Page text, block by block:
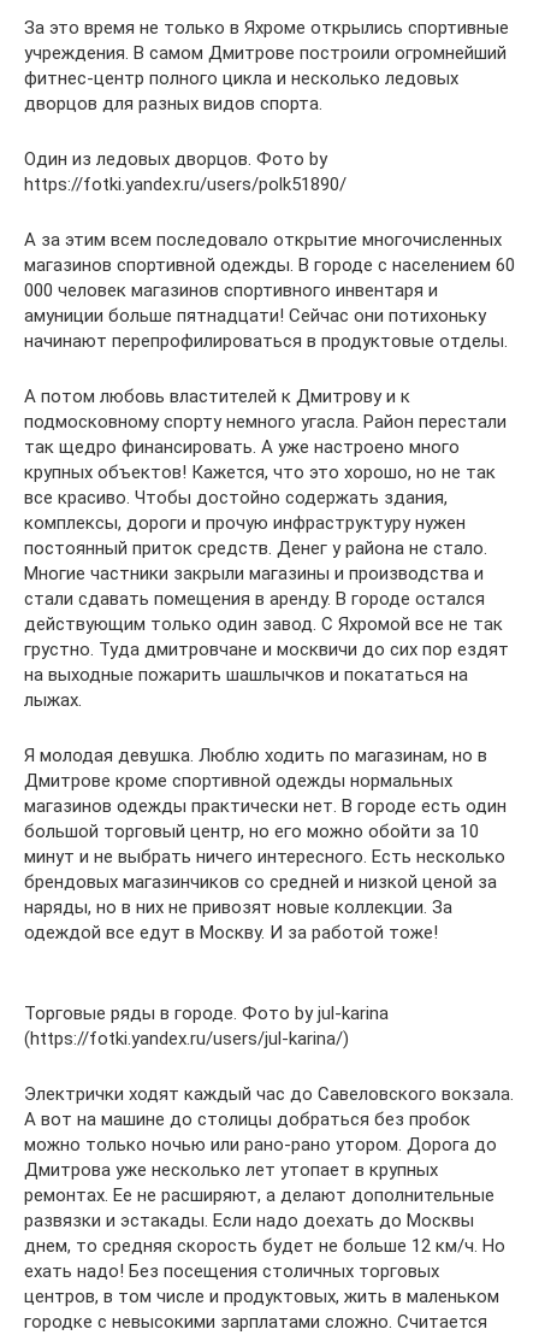
За это время не только в Яхроме открылись спортивные
учреждения. В самом Дмитрове построили огромнейший
фитнес-центр полного цикла и несколько ледовых
дворцов для разных видов спорта.
Один из ледовых дворцов. Фото by
https://fotki.yandex.ru/users/polk51890/
А за этим всем последовало открытие многочисленных
магазинов спортивной одежды. В городе с населением 60
000 человек магазинов спортивного инвентаря и
амуниции больше пятнадцати! Сейчас они потихоньку
начинают перепрофилироваться в продуктовые отделы.
А потом любовь властителей к Дмитрову и к
подмосковному спорту немного угасла. Район перестали
так щедро финансировать. А уже настроено много
крупных объектов! Кажется, что это хорошо, но не так
все красиво. Чтобы достойно содержать здания,
комплексы, дороги и прочую инфраструктуру нужен
постоянный приток средств. Денег у района не стало.
Многие частники закрыли магазины и производства и
стали сдавать помещения в аренду. В городе остался
действующим только один завод. С Яхромой все не так
грустно. Туда дмитровчане и москвичи до сих пор ездят
на выходные пожарить шашлычков и покататься на
лыжах.
Я молодая девушка. Люблю ходить по магазинам, но в
Дмитрове кроме спортивной одежды нормальных
магазинов одежды практически нет. В городе есть один
большой торговый центр, но его можно обойти за 10
минут и не выбрать ничего интересного. Есть несколько
брендовых магазинчиков со средней и низкой ценой за
наряды, но в них не привозят новые коллекции. За
одеждой все едут в Москву. И за работой тоже!
Торговые ряды в городе. Фото by jul-karina
(https://fotki.yandex.ru/users/jul-karina/)
Электрички ходят каждый час до Савеловского вокзала.
А вот на машине до столицы добраться без пробок
можно только ночью или рано-рано утором. Дорога до
Дмитрова уже несколько лет утопает в крупных
ремонтах. Ее не расширяют, а делают дополнительные
развязки и эстакады. Если надо доехать до Москвы
днем, то средняя скорость будет не больше 12 км/ч. Но
ехать надо! Без посещения столичных торговых
центров, в том числе и продуктовых, жить в маленьком
городке с невысокими зарплатами сложно. Считается